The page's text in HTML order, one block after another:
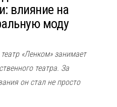
влияние на
моду
«Ленком» занимает
театра. За
он стал не просто